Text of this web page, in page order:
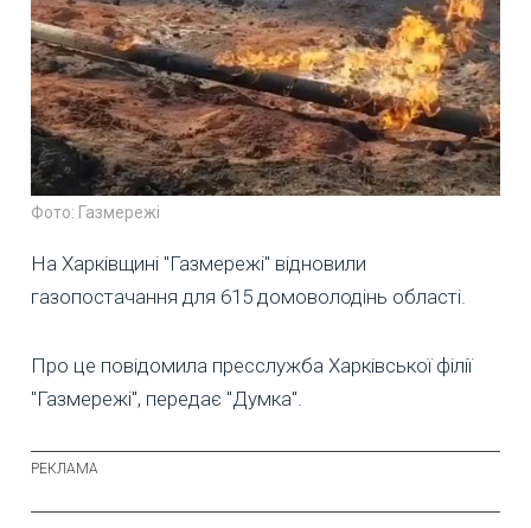
Фото: Газмережі
На Харківщині "Газмережі" відновили
газопостачання для 615 домоволодінь області.
Про це повідомила пресслужба Харківської філії
"Газмережі", передає "Думка".